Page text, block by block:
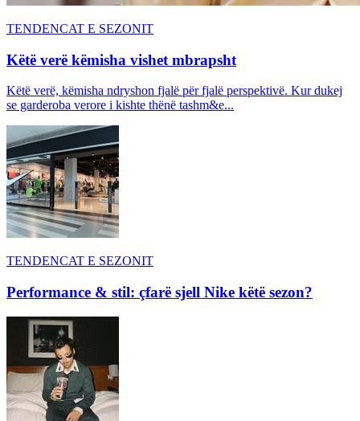
TENDENCAT E SEZONIT
Këtë verë këmisha vishet mbrapsht
Këtë verë, këmisha ndryshon fjalë për fjalë perspektivë. Kur dukej
se garderoba verore i kishte thënë tashm&e...
TENDENCAT E SEZONIT
Performance & stil: çfarë sjell Nike këtë sezon?